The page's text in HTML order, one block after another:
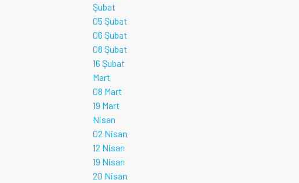
Şubat
05 Şubat
06 Şubat
08 Şubat
16 Şubat
Mart
08 Mart
19 Mart
Nisan
02 Nisan
12 Nisan
19 Nisan
20 Nisan